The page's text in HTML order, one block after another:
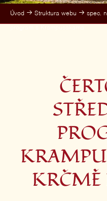
Úvod Struktura webu spec.
KRČMĚ